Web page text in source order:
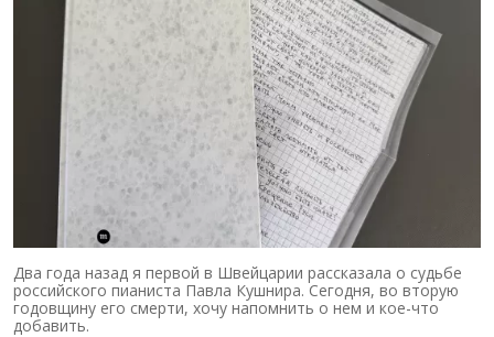
Два года назад я первой в Швейцарии рассказала о судьбе
российского пианиста Павла Кушнира. Сегодня, во вторую
годовщину его смерти, хочу напомнить о нем и кое-что
добавить.